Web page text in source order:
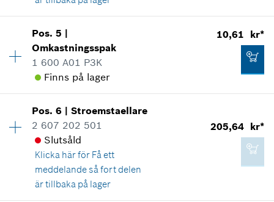
1 108,43 kr*
*Alla priser inkluderar moms
Lägg till i kundvagn
Tillgänglighet
Prisgrupp:46
Reservdelsinformationer
Användningsbevis
Visa som illustration
1 386,61 kr*
Pos.5 |
Omkastningsspak
1 600 A01 P3K
Finns på lager
10,61 kr*
Tillgänglighet 1
Prisgrupp :10
Reservdelsinformationer
Användningsbevis
Visa som illustration
Pos.6 |Stroemstaellare
2 607 202 501
Slutsåld
Klicka här för Få ett
meddelande så fort delen
är tillbaka på lager
205,64 kr*